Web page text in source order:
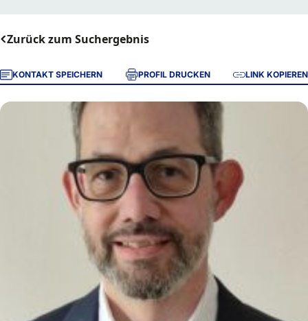
Zurück zum Suchergebnis
KONTAKT SPEICHERN PROFIL DRUCKEN LINK KOPIEREN